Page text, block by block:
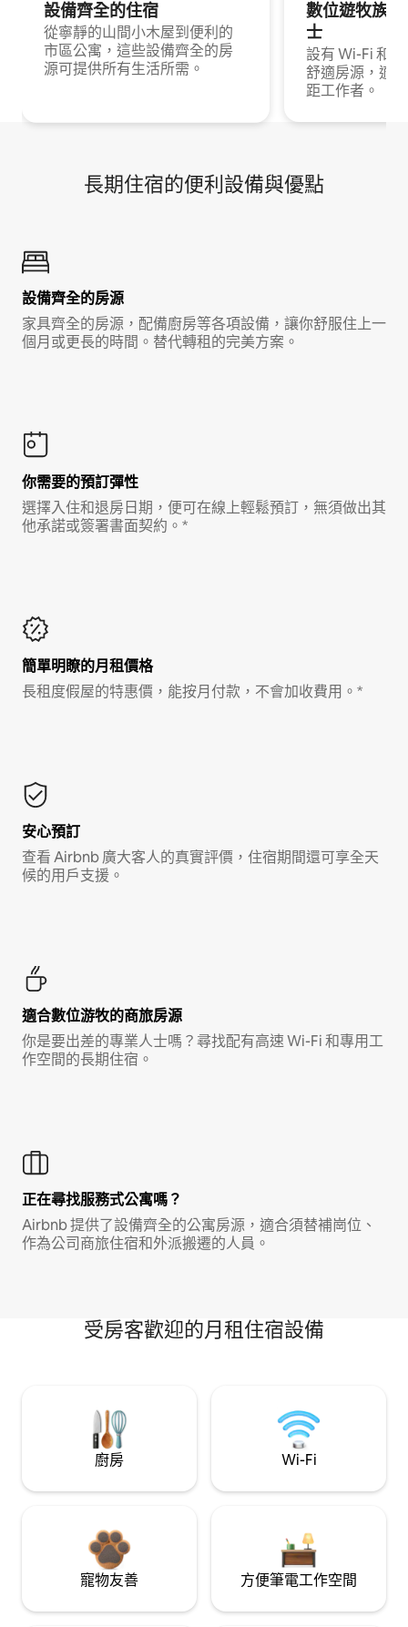
設備齊全的住宿
從寧靜的山間小木屋到便利的
市區公寓，這些設備齊全的房
源可提供所有生活所需。
數位遊牧族
士
設有 Wi-Fi 和
舒適房源，適
距工作者。
長期住宿的便利設備與優點
設備齊全的房源
家具齊全的房源，配備廚房等各項設備，讓你舒服住上一
個月或更長的時間。替代轉租的完美方案。
你需要的預訂彈性
選擇入住和退房日期，便可在線上輕鬆預訂，無須做出其
他承諾或簽署書面契約。*
簡單明瞭的月租價格
長租度假屋的特惠價，能按月付款，不會加收費用。*
安心預訂
查看 Airbnb 廣大客人的真實評價，住宿期間還可享全天
候的用戶支援。
適合數位游牧的商旅房源
你是要出差的專業人士嗎？尋找配有高速 Wi-Fi 和專用工
作空間的長期住宿。
正在尋找服務式公寓嗎？
Airbnb 提供了設備齊全的公寓房源，適合須替補崗位、
作為公司商旅住宿和外派搬遷的人員。
受房客歡迎的月租住宿設備
廚房 Wi-Fi
寵物友善 方便筆電工作空間